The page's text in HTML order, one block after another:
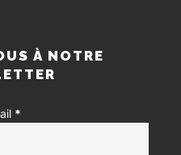
À NOTRE
*